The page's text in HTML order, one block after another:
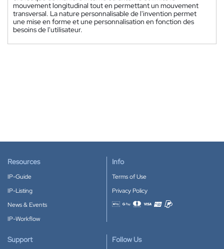
mouvement longitudinal tout en permettant un mouvement
transversal. La nature personnalisable de l'invention permet
une mise en forme et une personnalisation en fonction des
besoins de l'utilisateur.
Resources
IP-Guide
IP-Listing
News & Events
IP-Workflow
Info
Terms of Use
Privacy Policy
Accepted payment methods
Support Follow Us